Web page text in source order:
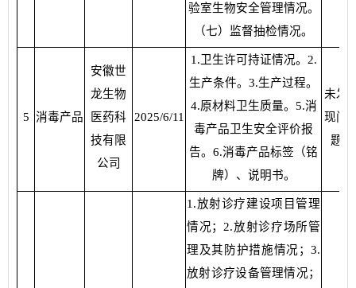
验室生物安全管理情况。
（七）监督抽检情况。
5 消毒产品
安徽世
龙生物
医药科
技有限
公司
2025/6/11
1.卫生许可持证情况。2.
生产条件。3.生产过程。
4.原材料卫生质量。5.消
毒产品卫生安全评价报
告。6.消毒产品标签（铭
牌）、说明书。
未发
现问
题
1.放射诊疗建设项目管理
情况；2.放射诊疗场所管
理及其防护措施情况；3.
放射诊疗设备管理情况；